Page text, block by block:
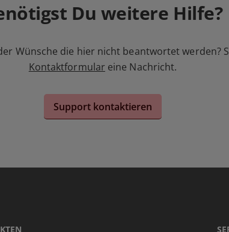
Du weitere Hilfe?
Wünsche die hier nicht beantwortet werden?
Kontaktformular eine Nachricht.
Support kontaktieren